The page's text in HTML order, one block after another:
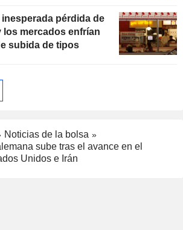
inesperada pérdida de
los mercados enfrían
subida de tipos
Noticias de la bolsa
sube tras el avance en el
Unidos e Irán